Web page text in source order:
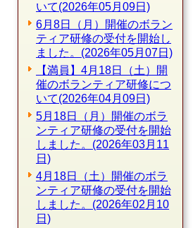
いて(2026年05月09日)
6月8日（月）開催のボラン
ティア研修の受付を開始し
ました。(2026年05月07日)
【満員】4月18日（土）開
催のボランティア研修につ
いて(2026年04月09日)
5月18日（月）開催のボラ
ンティア研修の受付を開始
しました。(2026年03月11
日)
4月18日（土）開催のボラ
ンティア研修の受付を開始
しました。(2026年02月10
日)